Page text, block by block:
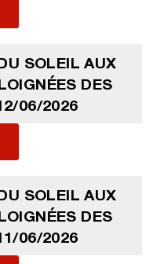
SOLEIL AUX
DES
06/2026
SOLEIL AUX
DES
06/2026